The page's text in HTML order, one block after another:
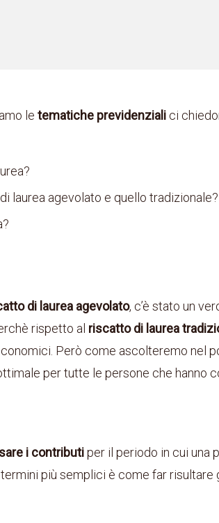
le tematiche previdenziali ci
laurea agevolato e quello tradizionale?
di laurea agevolato, c’è stato un
rispetto al riscatto di laurea
Però come ascolteremo nel
per tutte le persone che hanno
i contributiper il periodo in cui una
più semplici è come far risultare